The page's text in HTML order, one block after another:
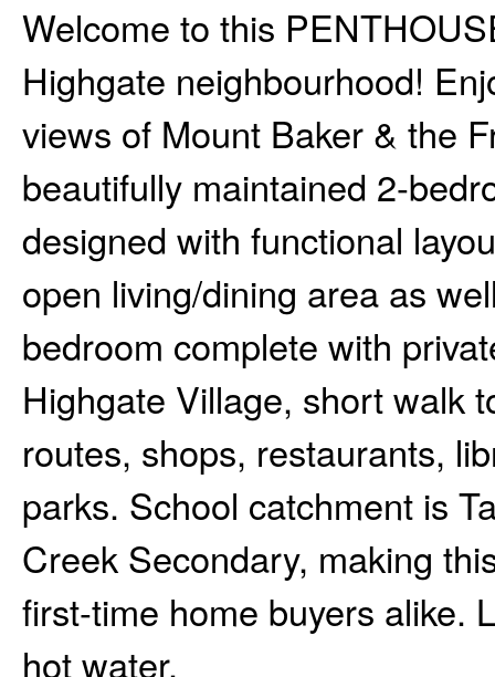
Welcome to this
Highgate neighbourhood!
views of Mount Baker & the
beautifully maintained 2-
designed with functional
open living/dining area as
bedroom complete with
Highgate Village, short walk
routes, shops, restaurants,
parks. School catchment is
Creek Secondary, making
first-time home buyers alike.
hot water.